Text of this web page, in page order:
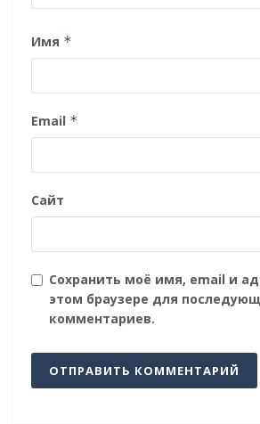
Имя *
Email *
Сайт
Сохранить моё имя, email и
этом браузере для
комментариев.